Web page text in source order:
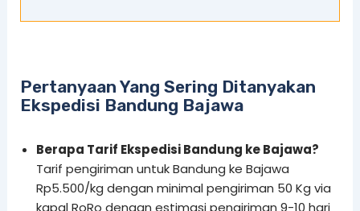
Pertanyaan Yang Sering Ditanyakan
Ekspedisi Bandung Bajawa
Berapa Tarif Ekspedisi Bandung ke Bajawa?
Tarif pengiriman untuk Bandung ke Bajawa
Rp5.500/kg dengan minimal pengiriman 50 Kg via
kapal RoRo dengan estimasi pengiriman 9-10 hari